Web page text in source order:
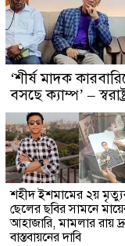
‘শীর্ষ মাদক
বসছে ক্যাম্প’ – স্বরাষ্ট্র
শহীদ ইশমামের ২য়
ছেলের ছবির সামনে
আহাজারি, মামলার রায়
বাস্তবায়নের দাবি